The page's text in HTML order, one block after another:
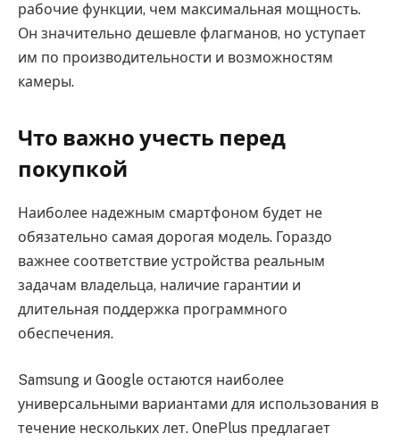
рабочие функции, чем максимальная мощность.
Он значительно дешевле флагманов, но уступает
им по производительности и возможностям
камеры.
Что важно учесть перед
покупкой
Наиболее надежным смартфоном будет не
обязательно самая дорогая модель. Гораздо
важнее соответствие устройства реальным
задачам владельца, наличие гарантии и
длительная поддержка программного
обеспечения.
Samsung и Google остаются наиболее
универсальными вариантами для использования в
течение нескольких лет. OnePlus предлагает